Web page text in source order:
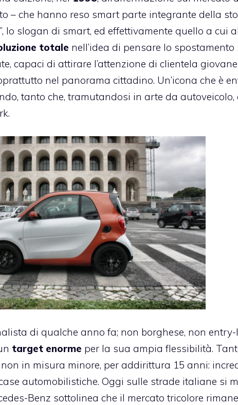
– che hanno reso smart parte integrante della
”, lo slogan di smart, ed effettivamente quello a cui
totale nell’idea di pensare lo spostamento
capaci di attirare l’attenzione di clientela
nel panorama cittadino. Un’icona che è
tanto che, tramutandosi in arte da autoveicolo,
di qualche anno fa; non borghese, non entry-
target enorme per la sua ampia flessibilità.
in misura minore, per addirittura 15 anni:
automobilistiche. Oggi sulle strade italiane si
Benz sottolinea che il mercato tricolore